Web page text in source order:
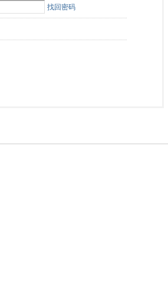
找回密码